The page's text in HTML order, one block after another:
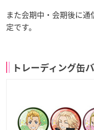
また会期中・会期後に
定です。
トレーディング缶